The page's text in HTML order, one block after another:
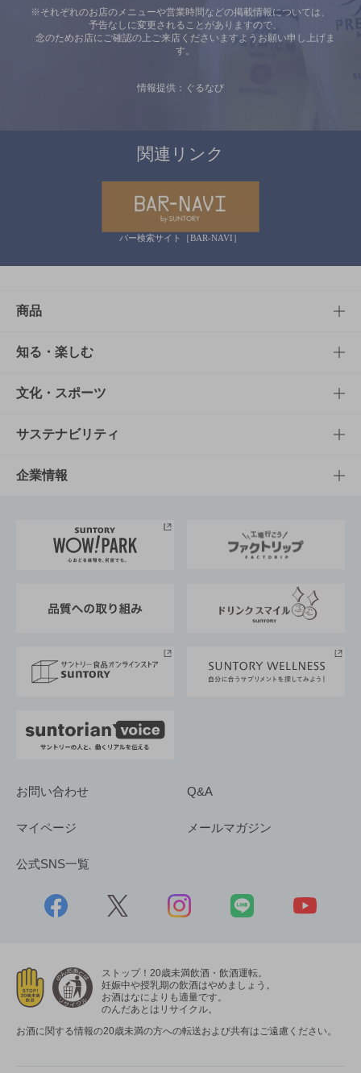
※それぞれのお店のメニューや営業時間などの掲載情報については、
予告なしに変更されることがありますので、
念のためお店にご確認の上ご来店くださいますようお願い申し上げま
す。
情報提供：ぐるなび
関連リンク
バー検索サイト［BAR-NAVI］
商品
商品TOP
商品一覧
商品発売情報
栄養成分一覧
知る・楽しむ
知る・楽しむTOP
キャンペーン
工場見学
地域情報
文化・スポーツ
文化・スポーツTOP
サントリーホール
サントリーサンバーズ大阪
サステナビリティ
サステナビリティTOP
サントリーが考えるサステナビリティ経営
企業情報
企業概要
採用情報
お問い合わせ Q&A
マイページ メールマガジン
公式SNS一覧
ストップ！20歳未満飲酒・飲酒運転。
妊娠中や授乳期の飲酒はやめましょう。
お酒はなによりも適量です。
のんだあとはリサイクル。
お酒に関する情報の20歳未満の方への転送および共有はご遠慮ください。